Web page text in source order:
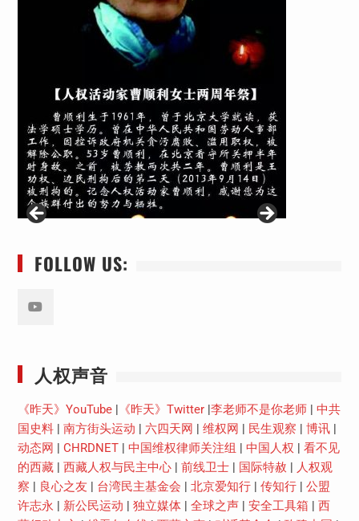
FOLLOW US:
人权声音
《昨天》YouTube| 《昨天》Twitter|李老师不是你老师| 中共
国史料| 南方街头运动 | 六四天网 | 维权网 | 民生观察 | 博讯|
动态网 | CHRDNET| 中国维权律师关注组 | 中国人权 | 看不见
的西藏| 西藏人权与民主中心| 前线卫士| 国际特赦 | 人权观
察 | 良心之友 | 台湾民主基金会 | 北京爱知行| 传知行| 公盟
许志永 | 新公民运动 | 独立媒体| 全球之声| 安全工具箱 | 西